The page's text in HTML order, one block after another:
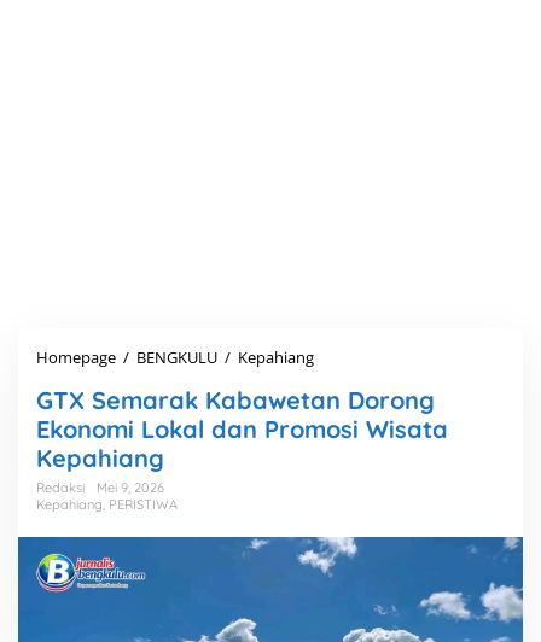
Homepage / BENGKULU / Kepahiang
X
S
e
k
K
GTX Semarak Kabawetan Dorong
Ekonomi Lokal dan Promosi Wisata
Kepahiang
Redaksi
Mei 9, 2026
Kepahiang, PERISTIWA